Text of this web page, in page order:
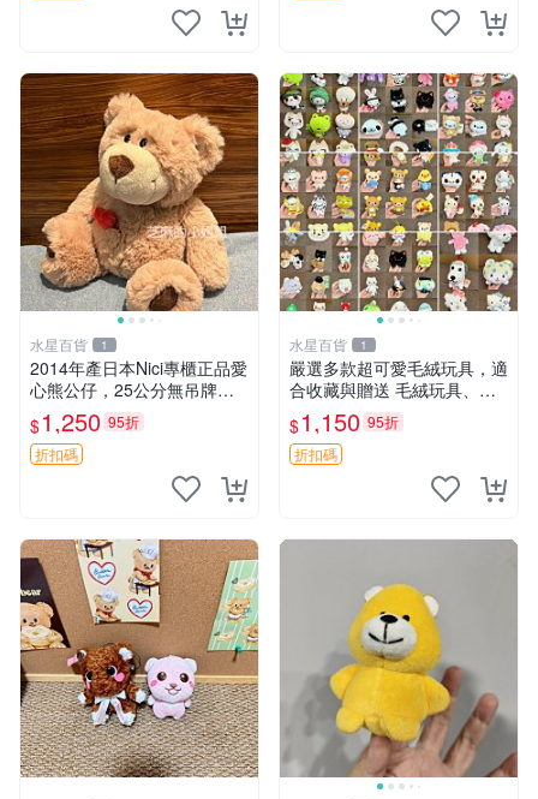
水星百貨 1
2014年產日本Nici專櫃正品愛
心熊公仔，25公分無吊牌全
新 愛心熊 公仔 熊抱玩偶
$1,250 95折
折扣碼
水星百貨 1
嚴選多款超可愛毛絨玩具，適
合收藏與贈送 毛絨玩具、抱
枕、公仔
$1,150 95折
折扣碼